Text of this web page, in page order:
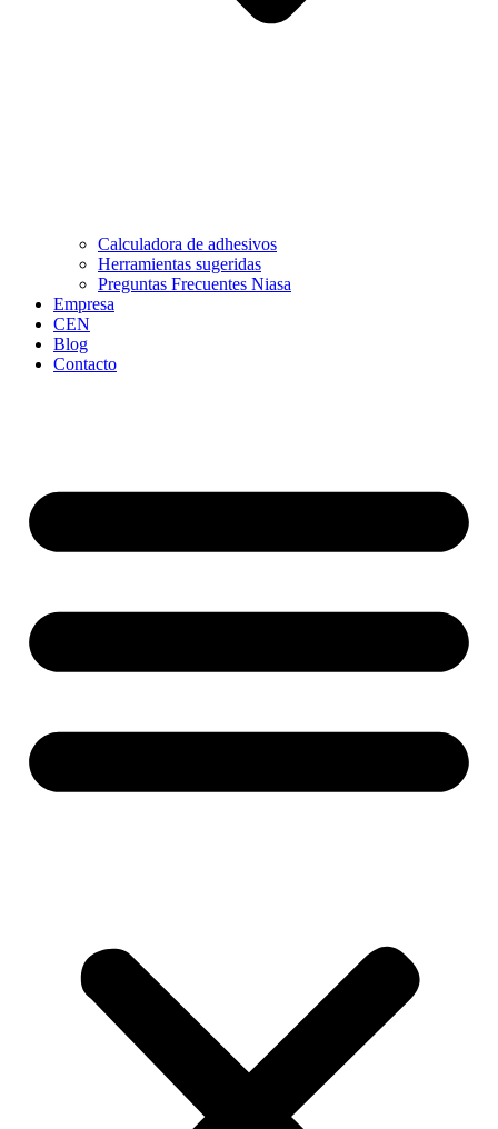
Calculadora de adhesivos
Herramientas sugeridas
Preguntas Frecuentes Niasa
Empresa
CEN
Blog
Contacto